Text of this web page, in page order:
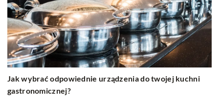
Jak wybrać odpowiednie urządzenia do twojej kuchni
gastronomicznej?